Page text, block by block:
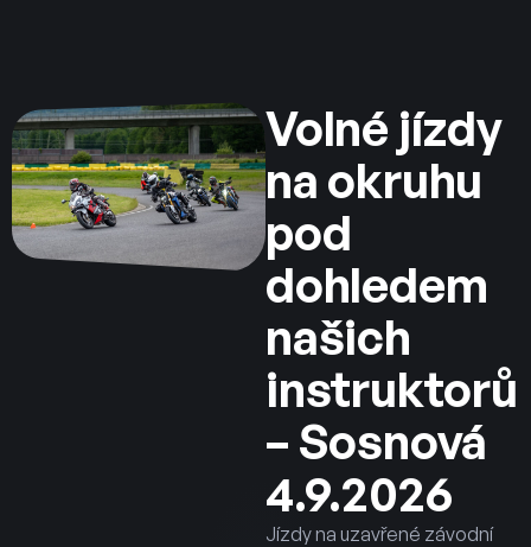
Volné jízdy
na okruhu
pod
dohledem
našich
instruktorů
– Sosnová
4.9.2026
Jízdy na uzavřené závodní